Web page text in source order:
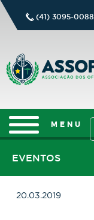
(41) 3095-0088
EVENTOS
20.03.2019